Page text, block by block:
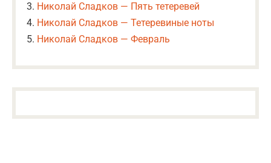
Николай Сладков — Пять тетеревей
Николай Сладков — Тетеревиные ноты
Николай Сладков — Февраль